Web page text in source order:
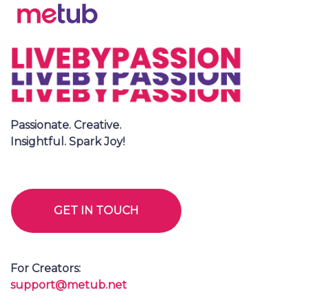
Passionate. Creative.
Insightful. Spark Joy!
GET IN TOUCH
For Creators:
support@metub.net